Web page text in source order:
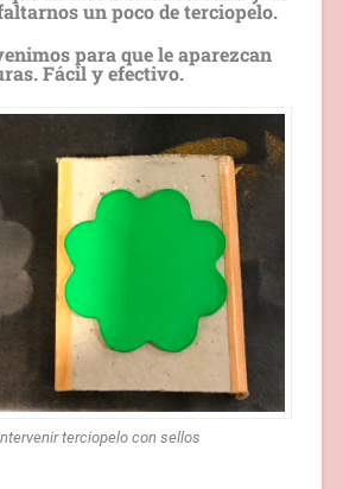
un poco de terciopelo.
para que le aparezcan
Fácil y efectivo.
terciopelo con sellos